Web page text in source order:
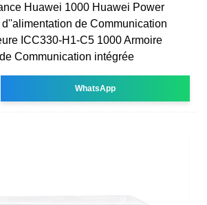
Huawei 1000 Huawei Power
de Communication
ICC330-H1-C5 1000 Armoire
Communication intégrée
WhatsApp